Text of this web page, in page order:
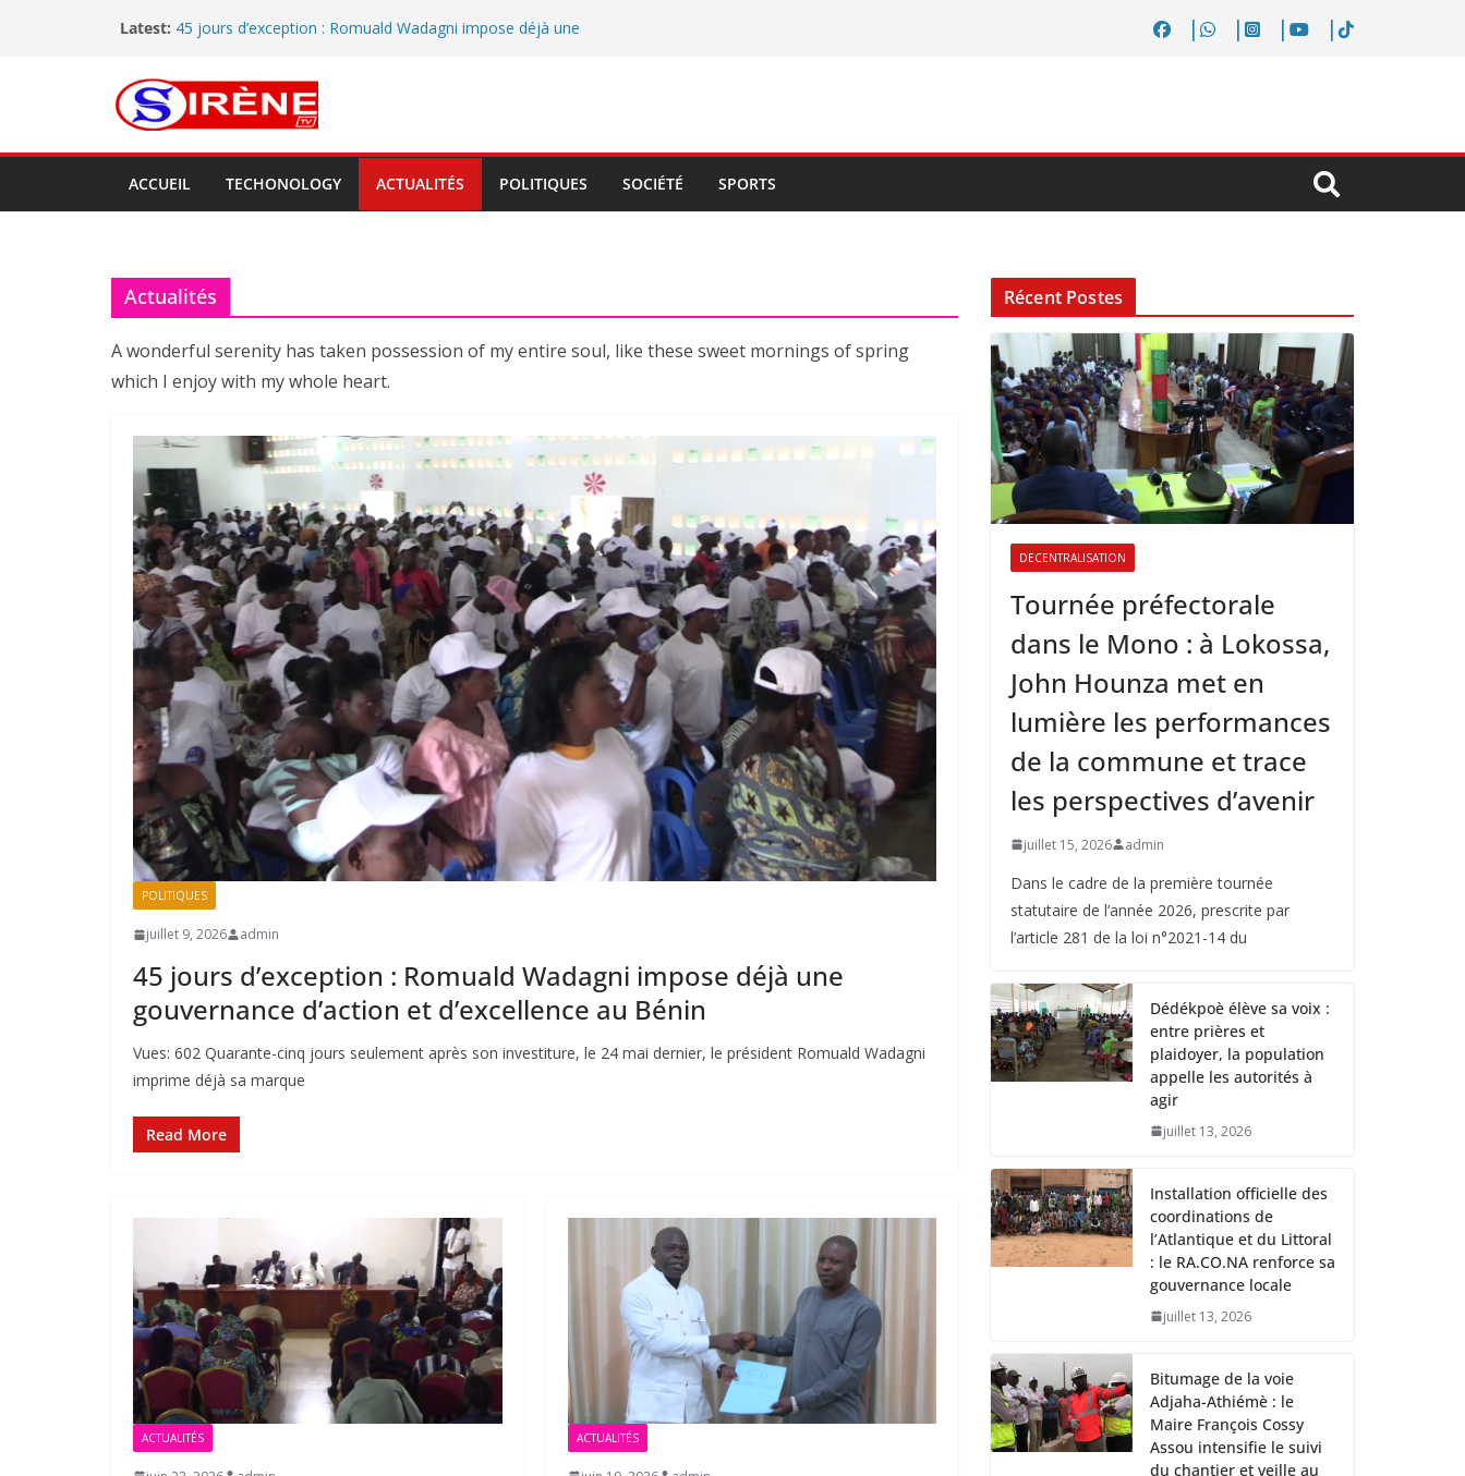
Latest: 45 jours d’exception : Romuald Wadagni impose déjà une
met en lumière les performances de la commune et trace les
perspectives d’avenir
Dédékpoè élève sa voix : entre prières et plaidoyer, la
population appelle les autorités à agir
Installation officielle des coordinations de l’Atlantique et du
ACCUEIL TECHONOLOGY ACTUALITÉS POLITIQUES SOCIÉTÉ SPORTS
Actualités
A wonderful serenity has taken possession of my entire soul, like these sweet mornings of spring
which I enjoy with my whole heart.
POLITIQUES
juillet 9, 2026 admin
45 jours d’exception : Romuald Wadagni impose déjà une
gouvernance d’action et d’excellence au Bénin
Vues: 602 Quarante-cinq jours seulement après son investiture, le 24 mai dernier, le président Romuald Wadagni
imprime déjà sa marque
Read More
ACTUALITÉS ACTUALITÉS
Récent Postes
DECENTRALISATION
Tournée préfectorale
dans le Mono : à Lokossa,
John Hounza met en
lumière les performances
de la commune et trace
les perspectives d’avenir
juillet 15, 2026 admin
Dans le cadre de la première tournée
statutaire de l’année 2026, prescrite par
l’article 281 de la loi n°2021-14 du
Dédékpoè élève sa voix :
entre prières et
plaidoyer, la population
appelle les autorités à
agir
juillet 13, 2026
Installation officielle des
coordinations de
l’Atlantique et du Littoral
: le RA.CO.NA renforce sa
gouvernance locale
juillet 13, 2026
Bitumage de la voie
Adjaha-Athiémè : le
Maire François Cossy
Assou intensifie le suivi
du chantier et veille au